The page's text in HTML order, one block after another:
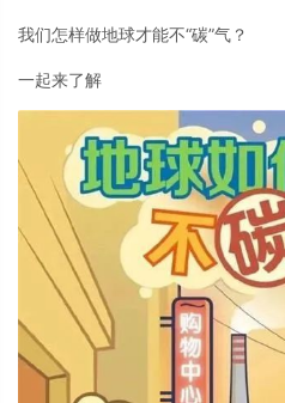
我们怎样做地球才能不“碳”气？
一起来了解